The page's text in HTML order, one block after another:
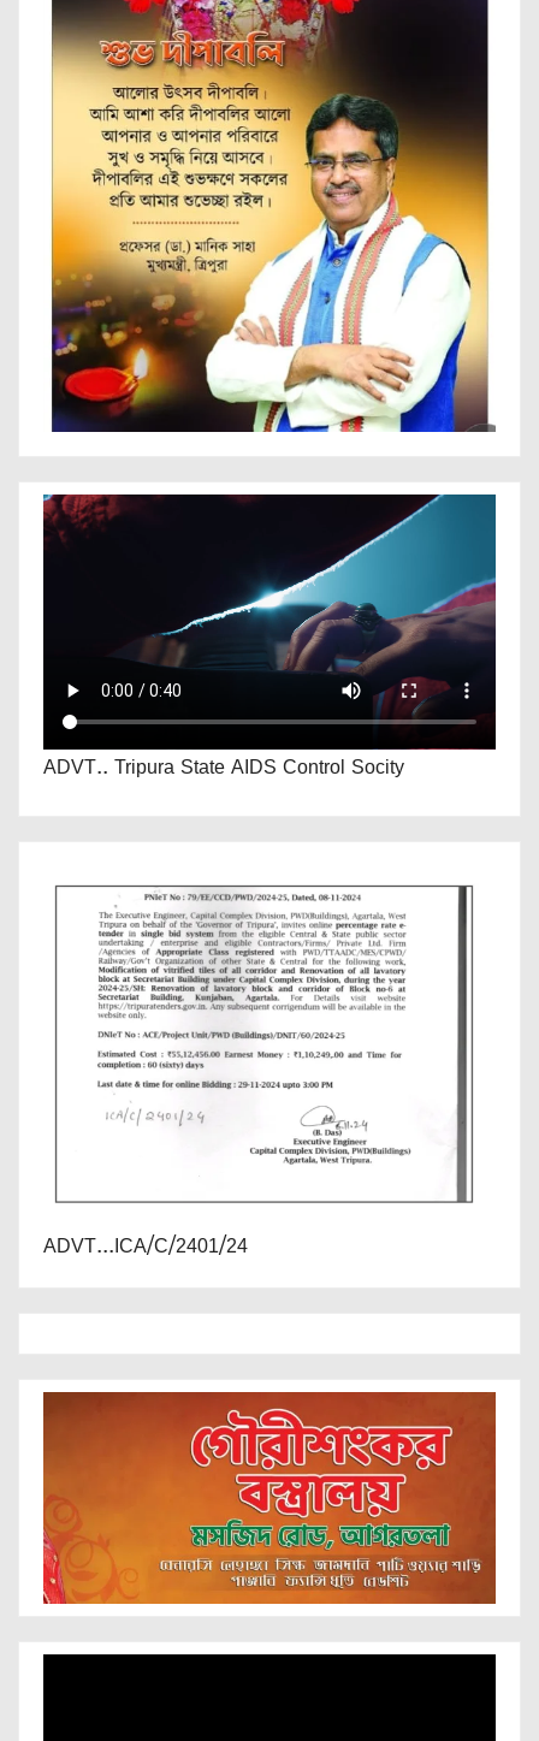
ADVT.. Tripura State AIDS Control Socity
ADVT...ICA/C/2401/24